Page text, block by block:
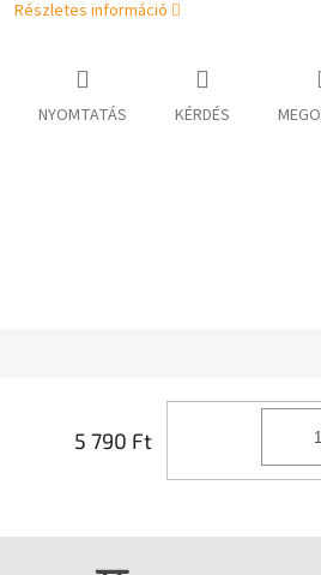
Részletes információ
NYOMTATÁS KÉRDÉS
5 790 Ft